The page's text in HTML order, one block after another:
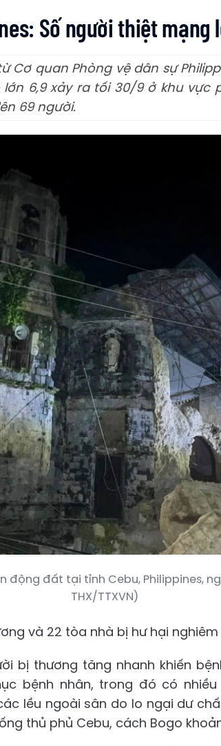
Số người thiệt mạng
Cơ quan Phòng vệ dân sự
6,9 xảy ra tối 30/9 ở khu vực
69 người.
động đất tại tỉnh Cebu, Philippines,
THX/TTXVN)
và 22 tòa nhà bị hư hại
bị thương tăng nhanh khiến
bệnh nhân, trong đó có
lều ngoài sân do lo ngại dư
thủ phủ Cebu, cách Bogo